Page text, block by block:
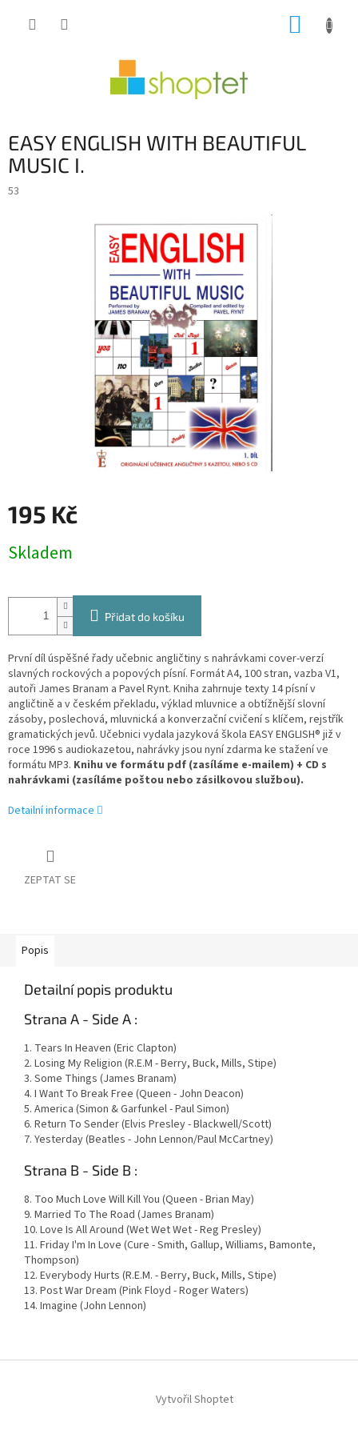
EASY ENGLISH WITH BEAUTIFUL
MUSIC I.
53
195 Kč
cena:
Skladem
Přidat do košíku
První díl úspěšné řady učebnic angličtiny s nahrávkami cover-verzí
slavných rockových a popových písní. Formát A4, 100 stran, vazba V1,
autoři James Branam a Pavel Rynt. Kniha zahrnuje texty 14 písní v
angličtině a v českém překladu, výklad mluvnice a obtížnější slovní
zásoby, poslechová, mluvnická a konverzační cvičení s klíčem, rejstřík
gramatických jevů. Učebnici vydala jazyková škola EASY ENGLISH® již v
roce 1996 s audiokazetou, nahrávky jsou nyní zdarma ke stažení ve
formátu MP3. Knihu ve formátu pdf (zasíláme e-mailem) + CD s
nahrávkami (zasíláme poštou nebo zásilkovou službou).
Detailní informace
ZEPTAT SE
Popis
Detailní popis produktu
Strana A - Side A :
1. Tears In Heaven (Eric Clapton)
2. Losing My Religion (R.E.M - Berry, Buck, Mills, Stipe)
3. Some Things (James Branam)
4. I Want To Break Free (Queen - John Deacon)
5. America (Simon & Garfunkel - Paul Simon)
6. Return To Sender (Elvis Presley - Blackwell/Scott)
7. Yesterday (Beatles - John Lennon/Paul McCartney)
Strana B - Side B :
8. Too Much Love Will Kill You (Queen - Brian May)
9. Married To The Road (James Branam)
10. Love Is All Around (Wet Wet Wet - Reg Presley)
11. Friday I'm In Love (Cure - Smith, Gallup, Williams, Bamonte,
Thompson)
12. Everybody Hurts (R.E.M. - Berry, Buck, Mills, Stipe)
13. Post War Dream (Pink Floyd - Roger Waters)
14. Imagine (John Lennon)
Vytvořil Shoptet